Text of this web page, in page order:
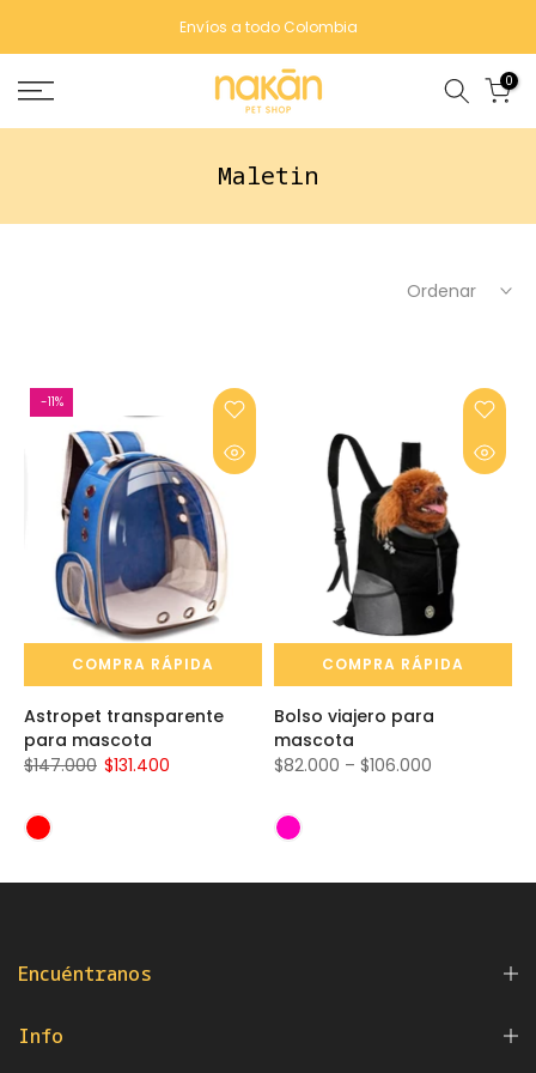
contenido
Envíos a todo Colombia
0
Maletin
Ordenar
-11%
COMPRA RÁPIDA
Astropet transparente
para mascota
$147.000 $131.400
COMPRA RÁPIDA
Bolso viajero para
mascota
$82.000 – $106.000
Encuéntranos
Info